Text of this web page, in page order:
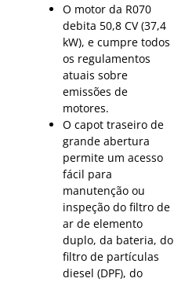
O motor da R070
debita 50,8 CV (37,4
kW), e cumpre todos
os regulamentos
atuais sobre
emissões de
motores.
O capot traseiro de
grande abertura
permite um acesso
fácil para
manutenção ou
inspeção do filtro de
ar de elemento
duplo, da bateria, do
filtro de partículas
diesel (DPF), do